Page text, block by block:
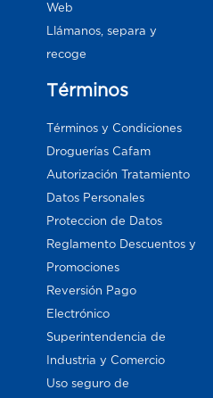
Web
Llámanos, separa y
recoge
Términos
Términos y Condiciones
Droguerías Cafam
Autorización Tratamiento
Datos Personales
Proteccion de Datos
Reglamento Descuentos y
Promociones
Reversión Pago
Electrónico
Superintendencia de
Industria y Comercio
Uso seguro de